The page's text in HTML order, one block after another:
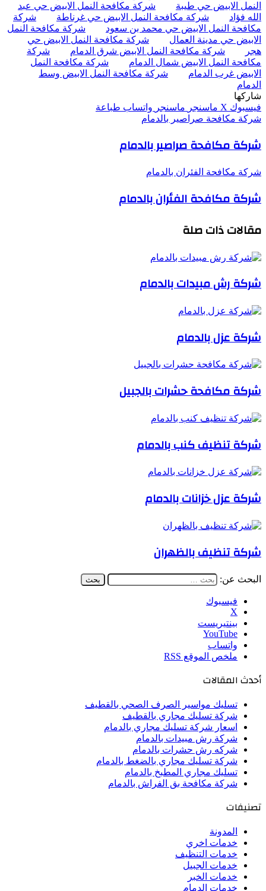
النمل الابيض حي طيبة
شركة مكافحة النمل الابيض حي عبد
الله فؤاد
شركة مكافحة النمل الابيض حي غرناطة
شركة
مكافحة النمل الابيض حي محمد بن سعود
شركة مكافحة النمل
الابيض حي مدينة العمال
شركة مكافحة النمل الابيض حي
هجر
شركة مكافحة النمل الابيض شرق الدمام
شركة
مكافحة النمل الابيض شمال الدمام
شركة مكافحة النمل
الابيض غرب الدمام
شركة مكافحة النمل الابيض وسط
الدمام
شاركها
فيسبوك ‫X ماسنجر ماسنجر واتساب طباعة
شركة مكافحة صراصير بالدمام
شركة مكافحة صراصير بالدمام
شركة مكافحة الفئران بالدمام
شركة مكافحة الفئران بالدمام
مقالات ذات صلة
شركة رش مبيدات بالدمام
شركة عزل بالدمام
شركة مكافحة حشرات بالجبيل
شركة تنظيف كنب بالدمام
شركة عزل خزانات بالدمام
شركة تنظيف بالظهران
البحث عن:
فيسبوك
‫X
بينتيريست
‫YouTube
واتساب
ملخص الموقع RSS
أحدث المقالات
تسليك مواسير الصرف الصحي بالقطيف
شركة تسليك مجاري بالقطيف
اسعار شركة تسليك مجاري بالدمام
شركة رش مبيدات بالدمام
شركه رش حشرات بالدمام
شركة تسليك مجاري بالضغط بالدمام
تسليك مجاري المطبخ بالدمام
شركة مكافحة بق الفراش بالدمام
تصنيفات
المدونة
خدمات اخري
خدمات التنظيف
خدمات الجبيل
خدمات الخبر
خدمات الدمام